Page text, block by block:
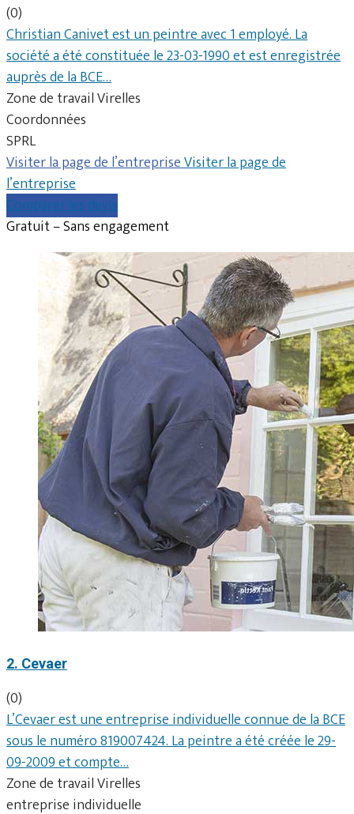
(0)
Christian Canivet est un peintre avec 1 employé. La
société a été constituée le 23-03-1990 et est enregistrée
auprès de la BCE…
Zone de travail Virelles
Coordonnées
SPRL
Visiter la page de l’entrepriseVisiter la page de
l’entreprise
Comparer les devis
Gratuit – Sans engagement
2. Cevaer
(0)
L’Cevaer est une entreprise individuelle connue de la BCE
sous le numéro 819007424. La peintre a été créée le 29-
09-2009 et compte…
Zone de travail Virelles
entreprise individuelle